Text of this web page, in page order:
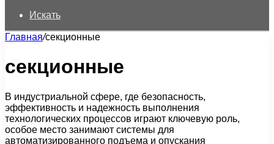
Искать
Главная/секционные
секционные
В индустриальной сфере, где безопасность,
эффективность и надежность выполнения
технологических процессов играют ключевую роль,
особое место занимают системы для
автоматизированного подъема и опускания